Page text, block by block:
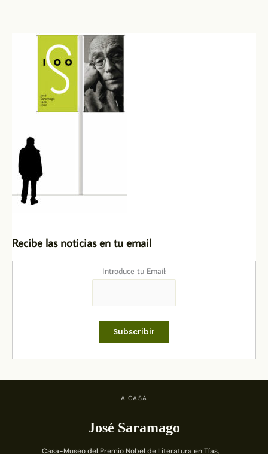
Recibe las noticias en tu email
Introduce tu Email:
A CASA
José Saramago
Casa-Museo del Premio Nobel de Literatura en Tías,